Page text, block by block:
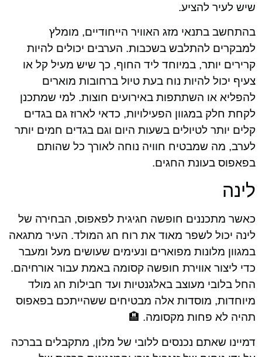
שיש לעיר להציע.
בהתחשב בתנאי מזג האוויר הייחודיים, מומלץ
למבקרים להתלבש בשכבות. הערבים יכולים להיות
קרירים יותר, במיוחד ליד החוף, כך שיש מעיל קל או
צעיף יכול להיות נוח בעת טיול ברחובות מוארים
להפליא או השתתפות באירועים חוצות. למי שמתכנן
לקחת חלק במגוון הפעילויות, כדאי לארוז גם בגדים
קלים יותר לטיולים בשעות היום וגם בגדים חמים יותר
לערב, מה שמבטיח חוויה נוחה לאורך כל שהותם
בפאפוס בעונת החגים.
לינה
כאשר מתכננים חופשה חגיגית לפאפוס, הבחירה של
לינה יכול לשפר מאוד את רוח חג המולד. העיר מתגאה
במגוון מלונות מפוארים ונעימים שעושים מעל ומעבר
כדי ליצור אווירת חופשה קסומה באמת עבור אורחיהם.
החל בלובי מעוצב באלגנטיות ועד חבילות חג מולד
מיוחדות, מוסדות אלה מבטיחים ששהייתכם בפאפוס
תהיה לא פחות מקסומה. 🏨
דמיינו שאתם נכנסים ללובי של מלון, מתקבלים בברכה